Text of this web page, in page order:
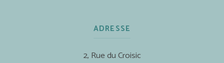
ADRESSE
2, Rue du Croisic